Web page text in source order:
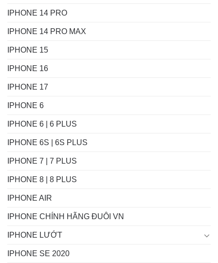
IPHONE 14 PRO
IPHONE 14 PRO MAX
IPHONE 15
IPHONE 16
IPHONE 17
IPHONE 6
IPHONE 6 | 6 PLUS
IPHONE 6S | 6S PLUS
IPHONE 7 | 7 PLUS
IPHONE 8 | 8 PLUS
IPHONE AIR
IPHONE CHÍNH HÃNG ĐUÔI VN
IPHONE LƯỚT
IPHONE SE 2020